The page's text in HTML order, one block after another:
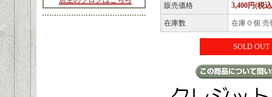
販売価格 3,400円(税
在庫数 在庫０個 売
SOLD OUT